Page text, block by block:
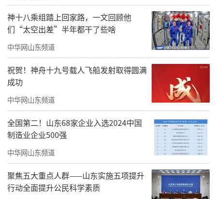
神十八乘组踏上回家路，一文回顾他
们“太空出差”半年都干了些啥
中华网山东频道
祝贺！神舟十九号载人飞船发射取得圆满
成功
中华网山东频道
全国第二！山东68家企业入选2024中国
制造业企业500强
中华网山东频道
聚焦五大重点人群——山东实施五项提升
行动全面提升公民科学素质